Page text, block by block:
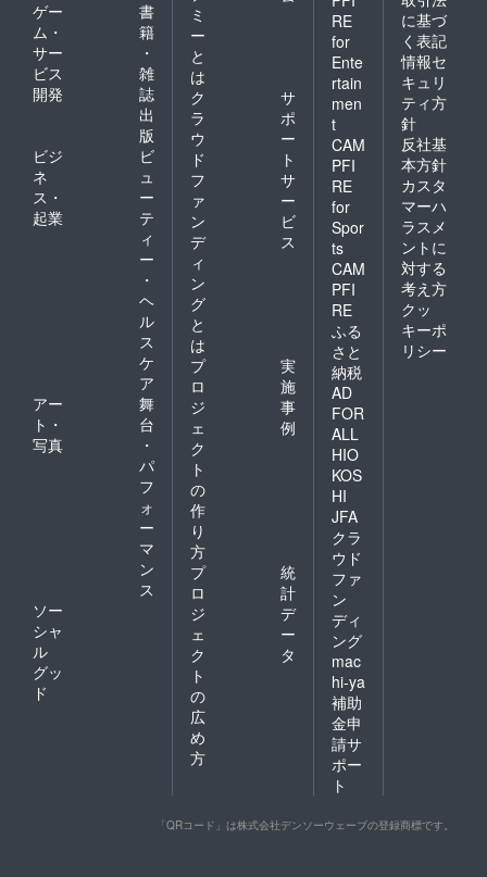
は日本
国内に
限る。
※今後、
マル
バッグ
の販売
予定価
格はＳ
￥9,350
/M￥11,
000(税
込)＋送
料別と
なりま
す。 リ
ターン
には支
援金を
含んで
保証す
ゲー
ム・
サー
ビス
開発
書
籍
・
雑
誌
出
版
ビジ
ネ
ス・
起業
ビ
ュ
ー
テ
ィ
ー
・
ヘ
ル
ス
ケ
ア
アー
ト・
写真
舞
台
・
パ
フ
ォ
ー
マ
ン
ス
ソー
シャ
ル
グッ
ド
ミ
ー
と
は
ク
ラ
ウ
ド
フ
ァ
ン
デ
ィ
ン
グ
と
は
サ
ポ
ー
ト
サ
ー
ビ
ス
プ
ロ
ジ
ェ
ク
ト
の
作
り
方
実
施
事
例
プ
ロ
ジ
ェ
ク
ト
の
広
め
方
統
計
デ
ー
タ
RE
for
Ente
rtain
men
t
CAM
PFI
RE
for
Spor
ts
CAM
PFI
RE
ふる
さと
納税
AD
FOR
ALL
HIO
KOS
HI
JFA
クラ
ウド
ファ
ン
ディ
ング
mac
hi-ya
補助
金申
請サ
ポー
ト
に基づ
く表記
情報セ
キュリ
ティ方
針
反社基
本方針
カスタ
マーハ
ラスメ
ントに
対する
考え方
クッ
キーポ
リシー
「QRコード」は株式会社デンソーウェーブの登録商標です。